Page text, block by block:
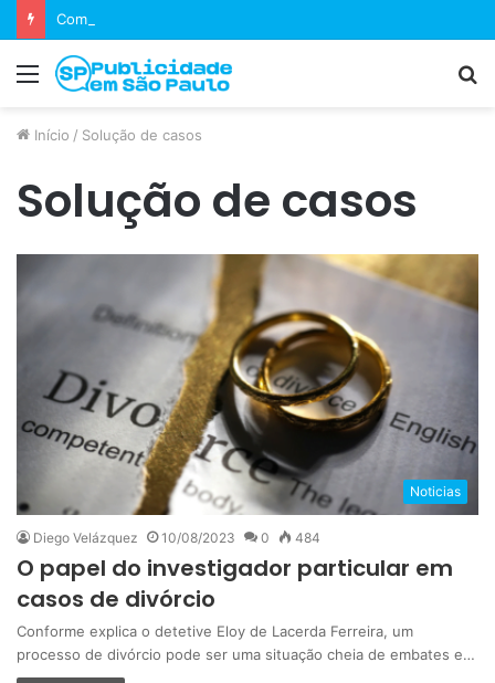
Menu
Início / Solução de casos
Solução de casos
Noticias
Diego Velázquez 10/08/2023 0 484
O papel do investigador particular em
casos de divórcio
Conforme explica o detetive Eloy de Lacerda Ferreira, um
processo de divórcio pode ser uma situação cheia de embates e…